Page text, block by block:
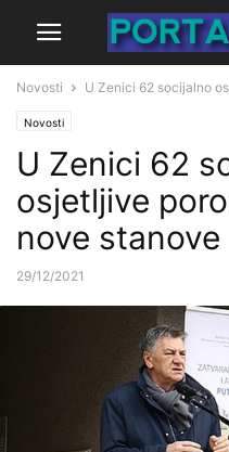
Novosti U Zenici 62 socijalno
Novosti
U Zenici 62
osjetljive
nove stanove
29/12/2021